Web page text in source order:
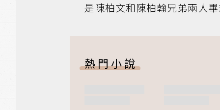
是陳柏文和陳柏翰兄弟兩人
熱門小說